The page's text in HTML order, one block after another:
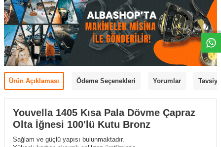
Ürün Açıklaması Ödeme Seçenekleri Yorumlar
Youvella 1405 Kısa Pala Dövme Çapraz
Olta İğnesi 100'lü Kutu Bronz
Sağlam ve güçlü yapısı bulunmaktadır.